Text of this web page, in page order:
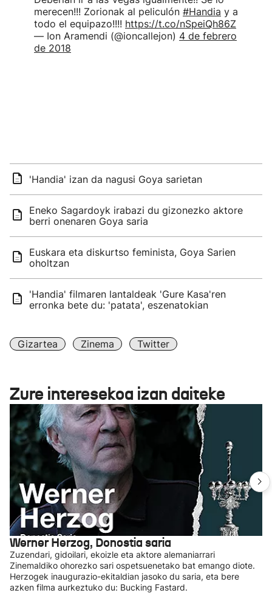
merecen!!! Zorionak al peliculón #Handia y a
todo el equipazo!!!! https://t.co/nSpeiQh86Z
— Ion Aramendi (@ioncallejon) 4 de febrero
de 2018
'Handia' izan da nagusi Goya sarietan
Eneko Sagardoyk irabazi du gizonezko aktore
berri onenaren Goya saria
Euskara eta diskurtso feminista, Goya Sarien
oholtzan
'Handia' filmaren lantaldeak 'Gure Kasa'ren
erronka bete du: 'patata', eszenatokian
Gizartea Zinema Twitter
Zure interesekoa izan daiteke
Werner Herzog, Donostia saria
Zuzendari, gidoilari, ekoizle eta aktore alemaniarrari
Zinemaldiko ohorezko sari ospetsuenetako bat emango diote.
Herzogek inaugurazio-ekitaldian jasoko du saria, eta bere
azken filma aurkeztuko du: Bucking Fastard.